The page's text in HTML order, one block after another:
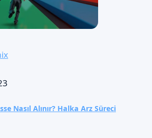
Nasıl Alınır? Halka Arz Süreci